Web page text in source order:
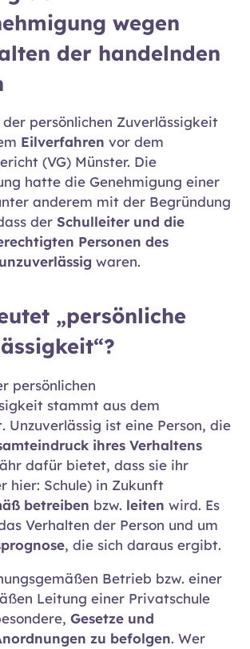
wegen
der handelnden
persönlichen Zuverlässigkeit
Eilverfahren vor dem
(VG) Münster. Die
hatte die Genehmigung einer
anderem mit der Begründung
der Schulleiter und die
Personen des
waren.
„persönliche
persönlichen
stammt aus dem
Unzuverlässig ist eine Person, die
ihres Verhaltens
dafür bietet, dass sie ihr
hier: Schule) in Zukunft
betreiben bzw. leiten wird. Es
Verhalten der Person und um
, die sich daraus ergibt.
Betrieb bzw. einer
Leitung einer Privatschule
Gesetze und
zu befolgen. Wer